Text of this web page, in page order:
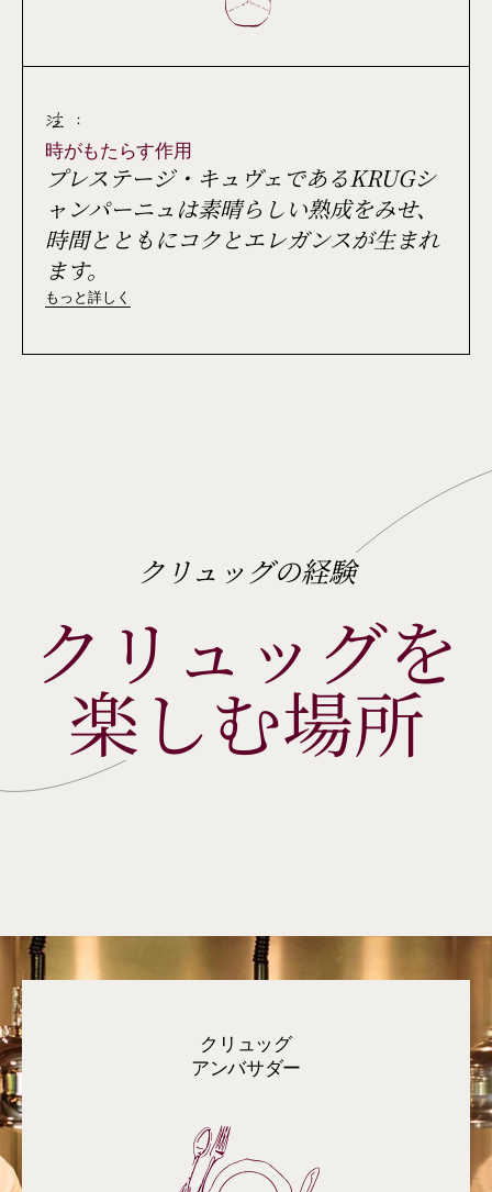
注 :
時がもたらす作用
プレステージ・キュヴェであるKRUGシ
ャンパーニュは素晴らしい熟成をみせ、
時間とともにコクとエレガンスが生まれ
ます。
もっと詳しく
クリュッグの経験
クリュッグを
楽しむ場所
クリュッグ
アンバサダー